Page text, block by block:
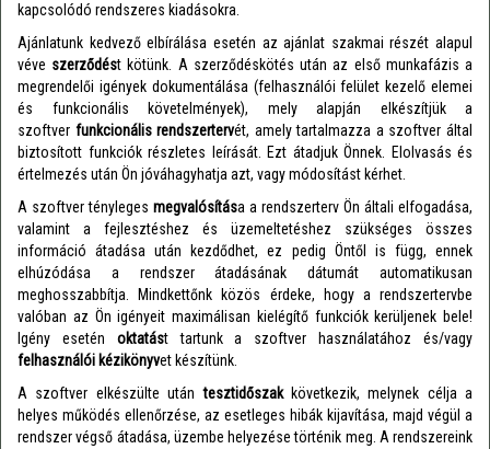
kapcsolódó rendszeres kiadásokra.
Ajánlatunk kedvező elbírálása esetén az ajánlat szakmai részét alapul
véve szerződést kötünk. A szerződéskötés után az első munkafázis a
megrendelői igények dokumentálása (felhasználói felület kezelő elemei
és funkcionális követelmények), mely alapján elkészítjük a
szoftver funkcionális rendszertervét, amely tartalmazza a szoftver által
biztosított funkciók részletes leírását. Ezt átadjuk Önnek. Elolvasás és
értelmezés után Ön jóváhagyhatja azt, vagy módosítást kérhet.
A szoftver tényleges megvalósítása a rendszerterv Ön általi elfogadása,
valamint a fejlesztéshez és üzemeltetéshez szükséges összes
információ átadása után kezdődhet, ez pedig Öntől is függ, ennek
elhúzódása a rendszer átadásának dátumát automatikusan
meghosszabbítja. Mindkettőnk közös érdeke, hogy a rendszertervbe
valóban az Ön igényeit maximálisan kielégítő funkciók kerüljenek bele!
Igény esetén oktatást tartunk a szoftver használatához és/vagy
felhasználói kézikönyvet készítünk.
A szoftver elkészülte utántesztidőszakkövetkezik, melynek célja a
helyes működés ellenőrzése, az esetleges hibák kijavítása, majd végül a
rendszer végső átadása, üzembe helyezése történik meg. A rendszereink